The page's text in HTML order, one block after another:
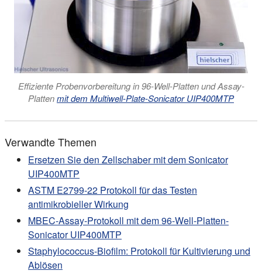
Effiziente Probenvorbereitung in 96-Well-Platten und Assay-
Plattenmit dem Multiwell-Plate-Sonicator UIP400MTP
Verwandte Themen
Ersetzen Sie den Zellschaber mit dem Sonicator
UIP400MTP
ASTM E2799-22 Protokoll für das Testen
antimikrobieller Wirkung
MBEC-Assay-Protokoll mit dem 96-Well-Platten-
Sonicator UIP400MTP
Staphylococcus-Biofilm: Protokoll für Kultivierung und
Ablösen